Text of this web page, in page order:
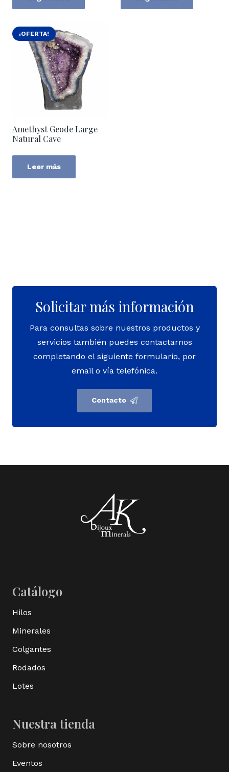
¡OFERTA!
Amethyst Geode Large
Natural Cave
Leer más
Solicitar más información
Para consultas sobre nuestros productos y
servicios también puedes contactarnos
completando el siguiente formulario, por
email o vía telefónica.
Contacto
Catálogo
Hilos
Minerales
Colgantes
Rodados
Lotes
Nuestra tienda
Sobre nosotros
Eventos